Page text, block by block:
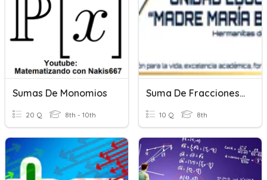
Sumas De Monomios
20 Q 8th - 10th
Suma De Fracciones Homogeneas
10 Q 8th